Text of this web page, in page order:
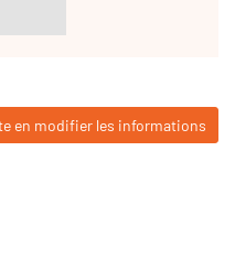
en modifier les informations